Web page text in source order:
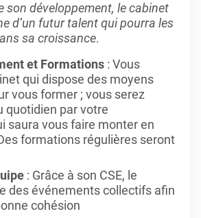
son développement, le cabinet
d’un futur talent qui pourra les
sa croissance.
et Formations : Vous
qui dispose des moyens
vous former ; vous serez
quotidien par votre
saura vous faire monter en
formations régulières seront
: Grâce à son CSE, le
des événements collectifs afin
cohésion